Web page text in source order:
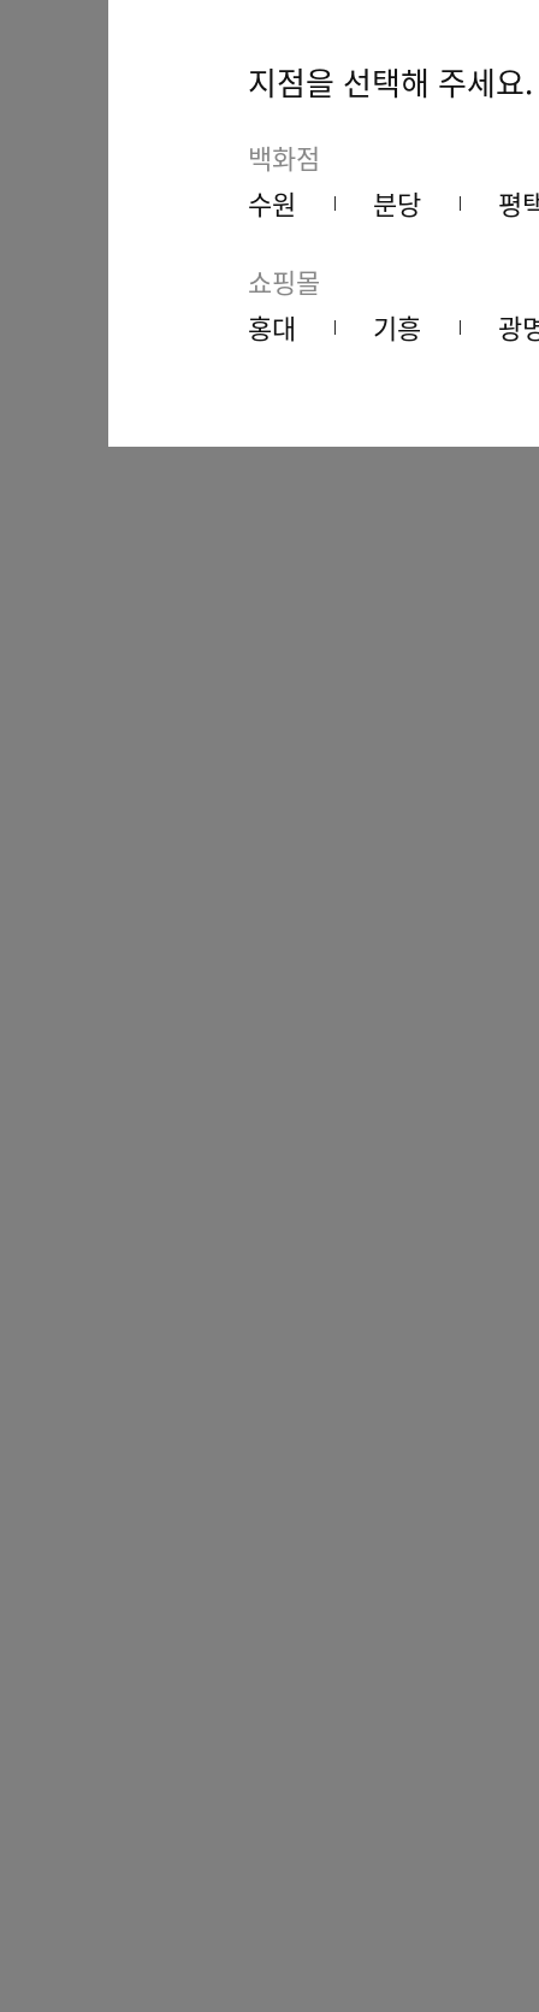
지점을 선택해 주세요.
백화점
수원
분당 평
쇼핑몰
홍대
기흥 광